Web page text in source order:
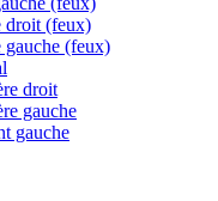
droit (feux)
gauche (feux)
droit
gauche
gauche